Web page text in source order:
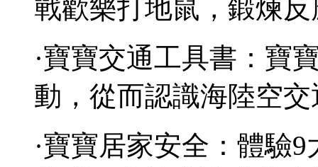
戰歡樂打地鼠，鍛煉
·寶寶交通工具書：寶
動，從而認識海陸空
·寶寶居家安全：體驗